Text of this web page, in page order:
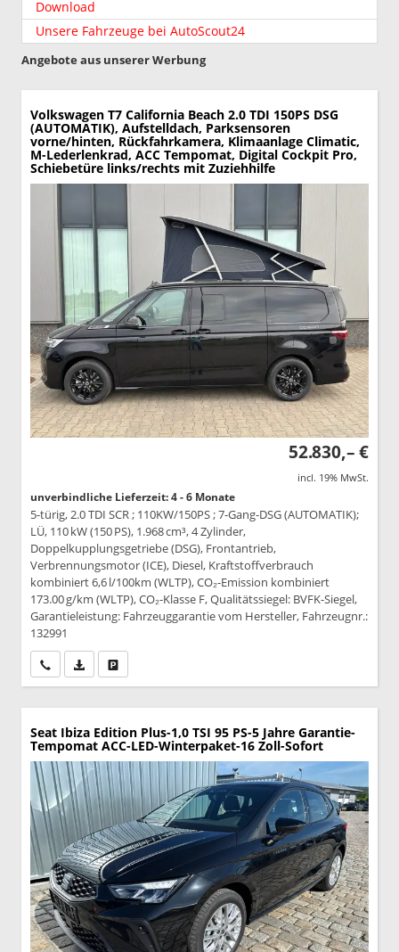
Download
Unsere Fahrzeuge bei AutoScout24
Angebote aus unserer Werbung
Volkswagen T7 California Beach 2.0 TDI 150PS DSG
(AUTOMATIK), Aufstelldach, Parksensoren
vorne/hinten, Rückfahrkamera, Klimaanlage Climatic,
M-Lederlenkrad, ACC Tempomat, Digital Cockpit Pro,
Schiebetüre links/rechts mit Zuziehhilfe
52.830,– €
incl. 19% MwSt.
unverbindliche Lieferzeit: 4 - 6 Monate
5-türig, 2.0 TDI SCR ; 110KW/150PS ; 7-Gang-DSG (AUTOMATIK);
LÜ, 110 kW (150 PS), 1.968 cm³, 4 Zylinder,
Doppelkupplungsgetriebe (DSG), Frontantrieb,
Verbrennungsmotor (ICE), Diesel, Kraftstoffverbrauch
kombiniert 6,6 l/100km (WLTP), CO₂-Emission kombiniert
173.00 g/km (WLTP), CO₂-Klasse F, Qualitätssiegel: BVFK-Siegel,
Garantieleistung: Fahrzeuggarantie vom Hersteller, Fahrzeugnr.:
132991
Wir rufen Sie anPDF-Datei, Fahrzeugexposé drucken
Seat Ibiza Edition Plus-1,0 TSI 95 PS-5 Jahre Garantie-
Tempomat ACC-LED-Winterpaket-16 Zoll-Sofort